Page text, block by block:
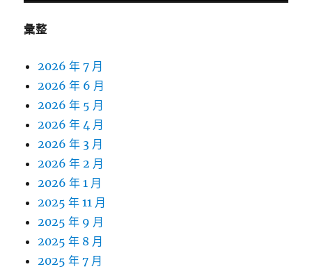
彙整
2026 年 7 月
2026 年 6 月
2026 年 5 月
2026 年 4 月
2026 年 3 月
2026 年 2 月
2026 年 1 月
2025 年 11 月
2025 年 9 月
2025 年 8 月
2025 年 7 月